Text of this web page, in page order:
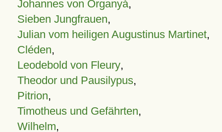
Johannes von Organyà,
Sieben Jungfrauen,
Julian vom heiligen Augustinus Martinet,
Cléden,
Leodebold von Fleury,
Theodor und Pausilypus,
Pitrion,
Timotheus und Gefährten,
Wilhelm,